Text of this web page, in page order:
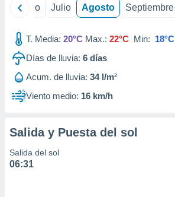
e
mediante
publicidad
de
Junio Julio Agosto Septiembre
T. Media: 20°C Max.: 22°C Min: 18°C
Días de lluvia: 6 días
Acum. de lluvia: 34 l/m²
Viento medio: 16 km/h
Salida y Puesta del sol
Salida del sol
06:31